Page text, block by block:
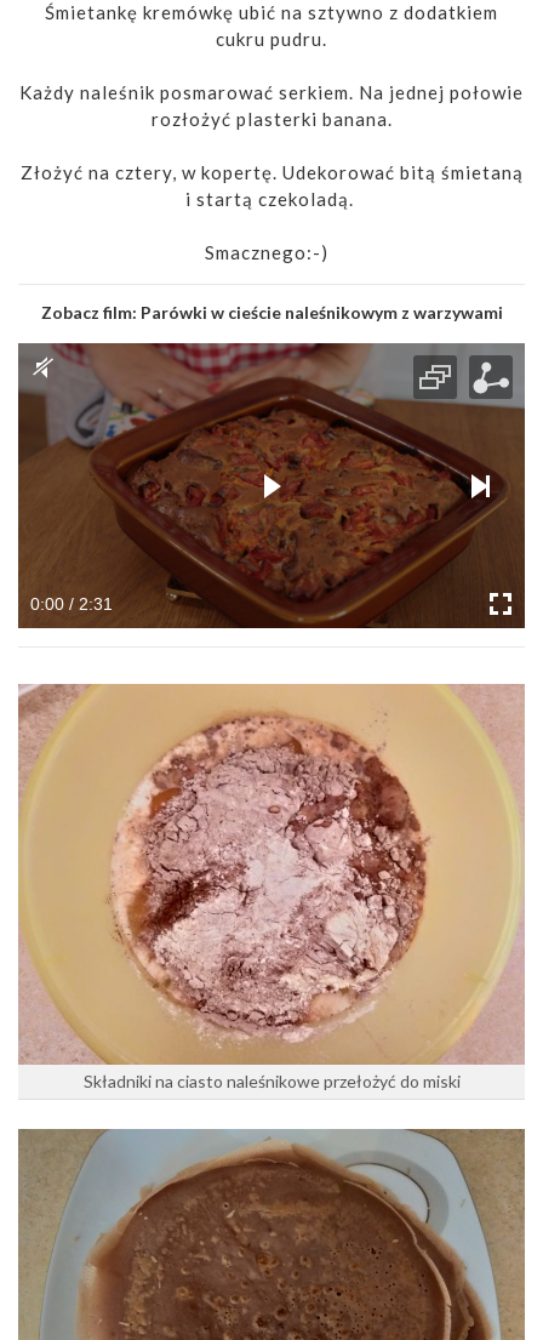
Śmietankę kremówkę ubić na sztywno z dodatkiem
cukru pudru.
Każdy naleśnik posmarować serkiem. Na jednej połowie
rozłożyć plasterki banana.
Złożyć na cztery, w kopertę. Udekorować bitą śmietaną
i startą czekoladą.
Smacznego:-)
Zobacz film: Parówki w cieście naleśnikowym z warzywami
0:00 / 2:31
Składniki na ciasto naleśnikowe przełożyć do miski